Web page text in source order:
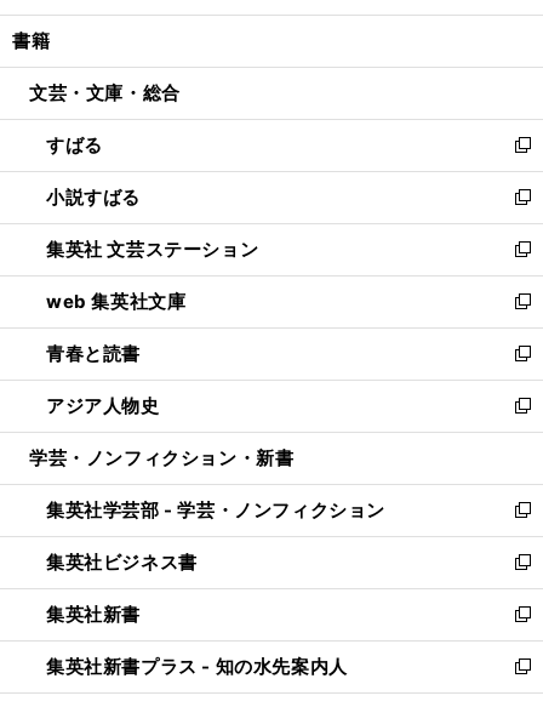
開
ウ
開
ン
ウ
開
く
ウ
ン
ウ
で
開
く
し
ウ
ン
ド
ウ
で
開
く
書籍
文芸・文庫・総合
すばる
新
し
い
ウ
ィ
ン
ド
ウ
で
開
く
小説すばる
新
し
い
ウ
ィ
ン
ド
ウ
で
開
集英社 文芸ステーション
新
し
い
ウ
ィ
ン
ド
ウ
開
く
web 集英社文庫
新
し
い
ウ
ィ
ン
ウ
で
開
く
青春と読書
新
し
い
ウ
ン
ド
ウ
で
開
く
アジア人物史
新
し
ウ
ィ
ン
ド
ウ
で
開
く
学芸・ノンフィクション・新書
集英社学芸部 - 学芸・ノンフィクション
新
し
い
ウ
ィ
ン
ド
ウ
集英社ビジネス書
新
し
い
ウ
ィ
ン
集英社新書
新
し
い
ウ
集英社新書プラス - 知の水先案内人
新
し